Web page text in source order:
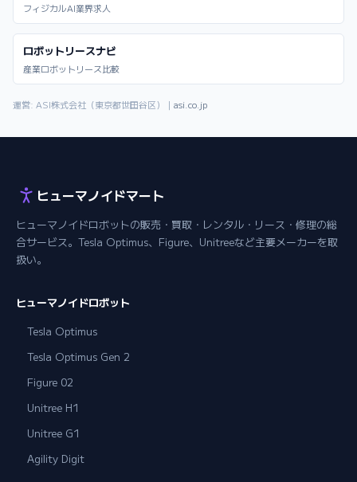
フィジカルAI業界求人
ロボットリースナビ
産業ロボットリース比較
運営: ASI株式会社（東京都世田谷区）｜ asi.co.jp
ヒューマノイドマート
ヒューマノイドロボットの販売・買取・レンタル・リース・修理の総
合サービス。Tesla Optimus、Figure、Unitreeなど主要メーカーを取
扱い。
ヒューマノイドロボット
Tesla Optimus
Tesla Optimus Gen 2
Figure 02
Unitree H1
Unitree G1
Agility Digit